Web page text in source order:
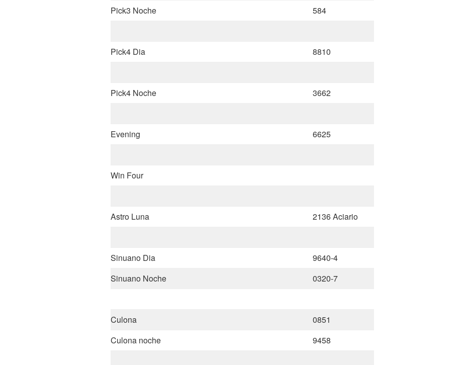
Pick3 Noche 584
Pick4 Dia 8810
Pick4 Noche 3662
Evening 6625
Win Four
Astro Luna 2136 Aciario
Sinuano Dia
9640-4
Sinuano Noche
0320-7
Culona
0851
Culona noche
9458